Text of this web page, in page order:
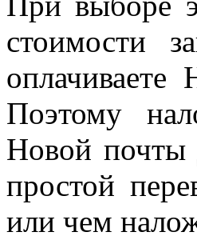
стоимости
оплачиваете
Поэтому
Новой почты
простой
или чем